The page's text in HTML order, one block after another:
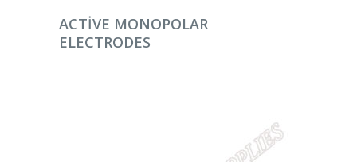
DEVAMINI OKU
ACTIVE MONOPOLAR
ELECTRODES